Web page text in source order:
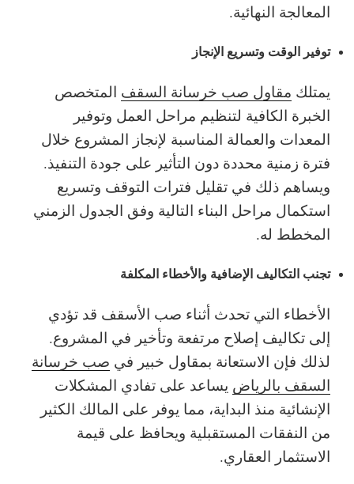
المعالجة النهائية.
توفير الوقت وتسريع الإنجاز
يمتلك مقاول صب خرسانة السقف المتخصص
الخبرة الكافية لتنظيم مراحل العمل وتوفير
المعدات والعمالة المناسبة لإنجاز المشروع خلال
فترة زمنية محددة دون التأثير على جودة التنفيذ.
ويساهم ذلك في تقليل فترات التوقف وتسريع
استكمال مراحل البناء التالية وفق الجدول الزمني
المخطط له.
تجنب التكاليف الإضافية والأخطاء المكلفة
الأخطاء التي تحدث أثناء صب الأسقف قد تؤدي
إلى تكاليف إصلاح مرتفعة وتأخير في المشروع.
لذلك فإن الاستعانة بمقاول خبير في صب خرسانة
السقف بالرياض يساعد على تفادي المشكلات
الإنشائية منذ البداية، مما يوفر على المالك الكثير
من النفقات المستقبلية ويحافظ على قيمة
الاستثمار العقاري.